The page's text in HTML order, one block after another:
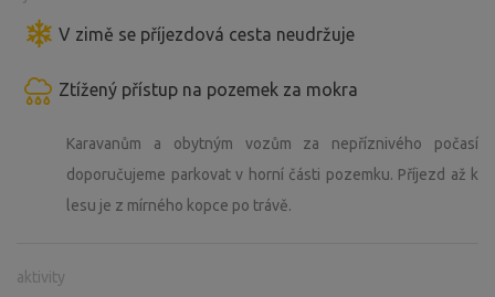
V zimě se příjezdová cesta neudržuje
Ztížený přístup na pozemek za mokra
Karavanům a obytným vozům za nepříznivého počasí
doporučujeme parkovat v horní části pozemku. Příjezd až k
lesu je z mírného kopce po trávě.
aktivity